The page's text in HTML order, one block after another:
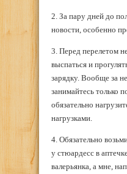
2. За пару дней до
новости, особенно
3. Перед перелетом
выспаться и
зарядку. Вообще за
занимайтесь только
обязательно
нагрузками.
4. Обязательно
у стюардесс в
валерьянка, а мне,